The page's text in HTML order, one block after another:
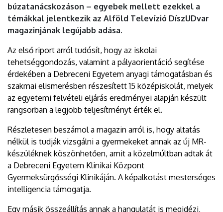
búzatanácskozáson – egyebek mellett ezekkel a
témákkal jelentkezik az Alföld Televízió DíszUDvar
magazinjának legújabb adása.
Az első riport arról tudósít, hogy az iskolai
tehetséggondozás, valamint a pályaorientáció segítése
érdekében a Debreceni Egyetem anyagi támogatásban és
szakmai elismerésben részesített 15 középiskolát, melyek
az egyetemi felvételi eljárás eredményei alapján készült
rangsorban a legjobb teljesítményt érték el.
Részletesen beszámol a magazin arról is, hogy altatás
nélkül is tudják vizsgálni a gyermekeket annak az új MR-
készüléknek köszönhetően, amit a közelmúltban adtak át
a Debreceni Egyetem Klinikai Központ
Gyermeksürgősségi Klinikáján. A képalkotást mesterséges
intelligencia támogatja.
Egy másik összeállítás annak a hangulatát is megidézi,